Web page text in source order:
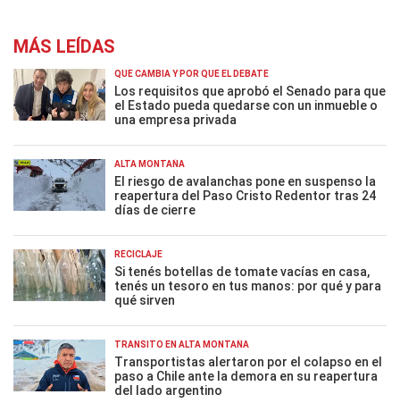
MÁS LEÍDAS
QUÉ CAMBIA Y POR QUÉ EL DEBATE
Los requisitos que aprobó el Senado para que
el Estado pueda quedarse con un inmueble o
una empresa privada
ALTA MONTAÑA
El riesgo de avalanchas pone en suspenso la
reapertura del Paso Cristo Redentor tras 24
días de cierre
RECICLAJE
Si tenés botellas de tomate vacías en casa,
tenés un tesoro en tus manos: por qué y para
qué sirven
TRÁNSITO EN ALTA MONTAÑA
Transportistas alertaron por el colapso en el
paso a Chile ante la demora en su reapertura
del lado argentino